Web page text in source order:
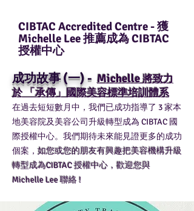
CIBTAC Accredited Centre - 獲
Michelle Lee 推薦成為 CIBTAC
授權中心
成功故事 (一) -Michelle將致力
於 「承傳」 國際美容標準培訓體系
在過去短短數月中，我們已成功指導了 3 家本
地美容院及美容公司升級轉型成為 CIBTAC 國
際授權中心。我們期待未來能見證更多的成功
個案，如您或您的朋友有興趣把美容機構升級
轉型成為CIBTAC 授權中心，歡迎您與
Michelle Lee 聯絡 !